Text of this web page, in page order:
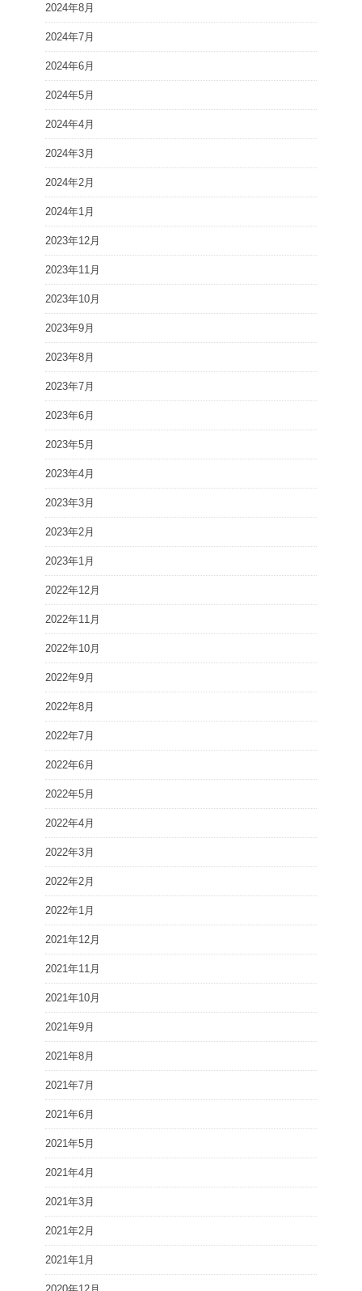
2024年8月
2024年7月
2024年6月
2024年5月
2024年4月
2024年3月
2024年2月
2024年1月
2023年12月
2023年11月
2023年10月
2023年9月
2023年8月
2023年7月
2023年6月
2023年5月
2023年4月
2023年3月
2023年2月
2023年1月
2022年12月
2022年11月
2022年10月
2022年9月
2022年8月
2022年7月
2022年6月
2022年5月
2022年4月
2022年3月
2022年2月
2022年1月
2021年12月
2021年11月
2021年10月
2021年9月
2021年8月
2021年7月
2021年6月
2021年5月
2021年4月
2021年3月
2021年2月
2021年1月